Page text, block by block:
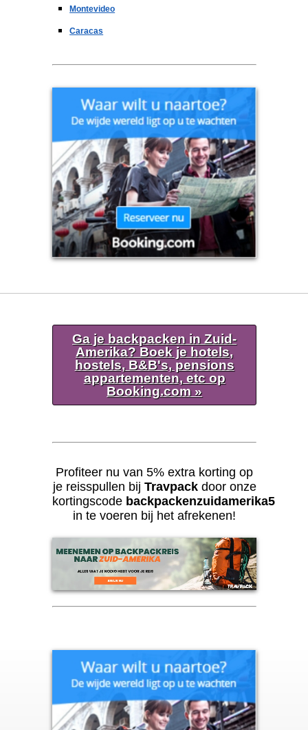
Montevideo
Caracas
Ga je backpacken in Zuid-
Amerika? Boek je hotels,
hostels, B&B's, pensions
appartementen, etc op
Booking.com »
Profiteer nu van 5% extra korting op
je reisspullen bij Travpackdoor onze
kortingscode backpackenzuidamerika5
in te voeren bij het afrekenen!